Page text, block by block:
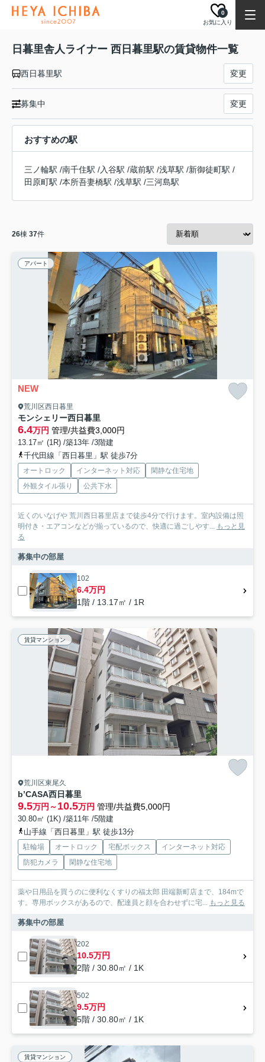
お気に入り
0
日暮里舎人ライナー 西日暮里駅の賃貸物件一覧
西日暮里駅 変更
募集中 変更
おすすめの駅
三ノ輪駅 /南千住駅 /入谷駅 /蔵前駅 /浅草駅 /新御徒町駅 /
田原町駅 /本所吾妻橋駅 /浅草駅 /三河島駅
26棟 37件
アパート
NEW
荒川区西日暮里
モンシェリー西日暮里
6.4万円 管理/共益費3,000円
13.17㎡ (1R) /築13年 /3階建
千代田線「西日暮里」駅 徒歩7分
オートロック インターネット対応
閑静な住宅地
外観タイル張り
公共下水
近くのいなげや 荒川西日暮里店まで徒歩4分で行けます。室内設備は照
明付き・エアコンなどが揃っているので、快適に過ごしやす... もっと見
る
募集中の部屋
102
6.4万円
1階 / 13.17㎡ / 1R
賃貸マンション
荒川区東尾久
b’CASA西日暮里
9.5万円～10.5万円 管理/共益費5,000円
30.80㎡ (1K) /築11年 /5階建
山手線「西日暮里」駅 徒歩13分
駐輪場 オートロック 宅配ボックス
インターネット対応
防犯カメラ
閑静な住宅地
薬や日用品を買うのに便利なくすりの福太郎 田端新町店まで、184mで
す。専用ボックスがあるので、配達員と顔を合わせずに宅... もっと見る
募集中の部屋
202
10.5万円
2階 / 30.80㎡ / 1K
502
9.5万円
5階 / 30.80㎡ / 1K
賃貸マンション